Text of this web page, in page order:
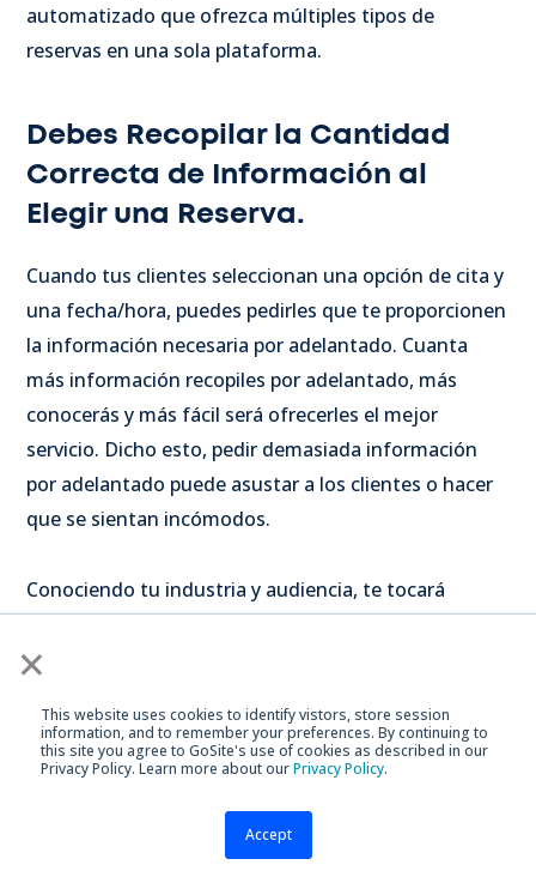
×
This website uses cookies to identify vistors, store session
information, and to remember your preferences. By continuing to
this site you agree to GoSite's use of cookies as described in our
Privacy Policy. Learn more about ourPrivacy Policy.
Accept
automatizado que ofrezca múltiples tipos de
reservas en una sola plataforma.
Debes Recopilar la Cantidad
Correcta de Información al
Elegir una Reserva.
Cuando tus clientes seleccionan una opción de cita y
una fecha/hora, puedes pedirles que te proporcionen
la información necesaria por adelantado. Cuanta
más información recopiles por adelantado, más
conocerás y más fácil será ofrecerles el mejor
servicio. Dicho esto, pedir demasiada información
por adelantado puede asustar a los clientes o hacer
que se sientan incómodos.
Conociendo tu industria y audiencia, te tocará
adelantado) requieres en el momento de la reserva.
teléfono probablemente sean suficientes. Pero si
eres un jardinero, es probable que necesites más
una mascota que tu equipo debe conocer antes de